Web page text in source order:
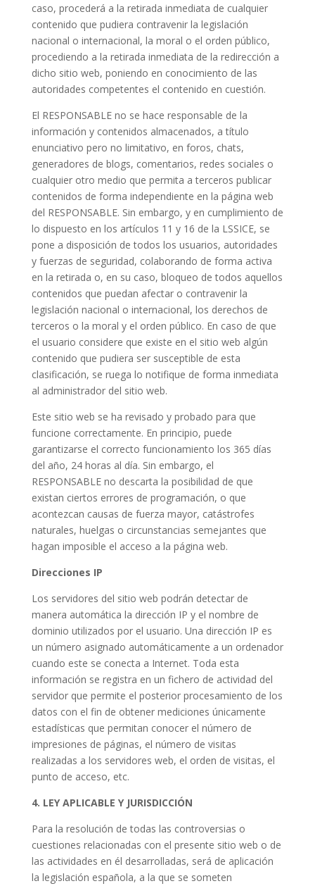
caso, procederá a la retirada inmediata de cualquier
contenido que pudiera contravenir la legislación
nacional o internacional, la moral o el orden público,
procediendo a la retirada inmediata de la redirección a
dicho sitio web, poniendo en conocimiento de las
autoridades competentes el contenido en cuestión.
El RESPONSABLE no se hace responsable de la
información y contenidos almacenados, a título
enunciativo pero no limitativo, en foros, chats,
generadores de blogs, comentarios, redes sociales o
cualquier otro medio que permita a terceros publicar
contenidos de forma independiente en la página web
del RESPONSABLE. Sin embargo, y en cumplimiento de
lo dispuesto en los artículos 11 y 16 de la LSSICE, se
pone a disposición de todos los usuarios, autoridades
y fuerzas de seguridad, colaborando de forma activa
en la retirada o, en su caso, bloqueo de todos aquellos
contenidos que puedan afectar o contravenir la
legislación nacional o internacional, los derechos de
terceros o la moral y el orden público. En caso de que
el usuario considere que existe en el sitio web algún
contenido que pudiera ser susceptible de esta
clasificación, se ruega lo notifique de forma inmediata
al administrador del sitio web.
Este sitio web se ha revisado y probado para que
funcione correctamente. En principio, puede
garantizarse el correcto funcionamiento los 365 días
del año, 24 horas al día. Sin embargo, el
RESPONSABLE no descarta la posibilidad de que
existan ciertos errores de programación, o que
acontezcan causas de fuerza mayor, catástrofes
naturales, huelgas o circunstancias semejantes que
hagan imposible el acceso a la página web.
Direcciones IP
Los servidores del sitio web podrán detectar de
manera automática la dirección IP y el nombre de
dominio utilizados por el usuario. Una dirección IP es
un número asignado automáticamente a un ordenador
cuando este se conecta a Internet. Toda esta
información se registra en un fichero de actividad del
servidor que permite el posterior procesamiento de los
datos con el fin de obtener mediciones únicamente
estadísticas que permitan conocer el número de
impresiones de páginas, el número de visitas
realizadas a los servidores web, el orden de visitas, el
punto de acceso, etc.
4. LEY APLICABLE Y JURISDICCIÓN
Para la resolución de todas las controversias o
cuestiones relacionadas con el presente sitio web o de
las actividades en él desarrolladas, será de aplicación
la legislación española, a la que se someten